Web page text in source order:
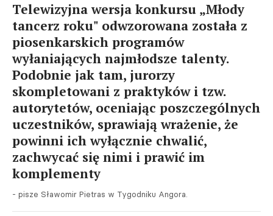
Telewizyjna wersja konkursu „Młody
tancerz roku" odwzorowana została z
piosenkarskich programów
wyłaniających najmłodsze talenty.
Podobnie jak tam, jurorzy
skompletowani z praktyków i tzw.
autorytetów, oceniając poszczególnych
uczestników, sprawiają wrażenie, że
powinni ich wyłącznie chwalić,
zachwycać się nimi i prawić im
komplementy
- pisze Sławomir Pietras w Tygodniku Angora.